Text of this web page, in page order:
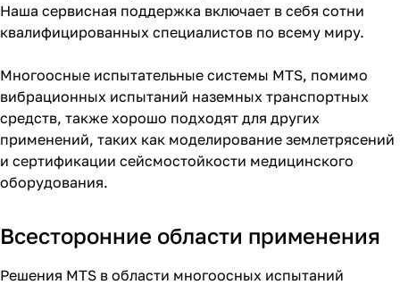
Наша сервисная поддержка включает в себя сотни
квалифицированных специалистов по всему миру.
Многоосные испытательные системы MTS, помимо
вибрационных испытаний наземных транспортных
средств, также хорошо подходят для других
применений, таких как моделирование землетрясений
и сертификации сейсмостойкости медицинского
оборудования.
Всесторонние области применения
Решения MTS в области многоосных испытаний